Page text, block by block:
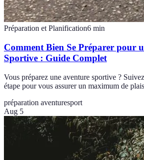
Préparation et Planification6 min
Comment Bien Se Préparer pour
Sportive : Guide Complet
Vous préparez une aventure sportive ?
étape pour vous assurer un maximum de
préparation aventuresport
Aug 5